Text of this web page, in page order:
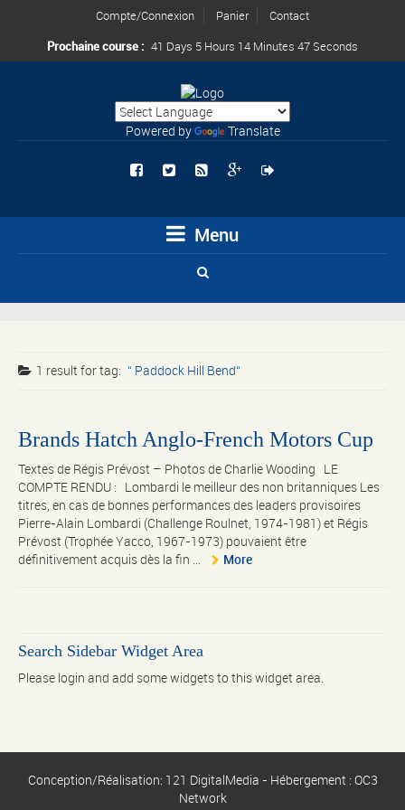
Compte/Connexion Panier
Contact
Prochaine course : 41 Days 5 Hours 14 Minutes 47 Seconds
Powered by Translate
Menu
1 result fortag: Paddock Hill Bend
Brands Hatch Anglo-French Motors Cup
Textes de Régis Prévost – Photos de Charlie Wooding LE
COMPTE RENDU : Lombardi le meilleur des non britanniques Les
titres, en cas de bonnes performances des leaders provisoires
Pierre-Alain Lombardi (Challenge Roulnet, 1974-1981) et Régis
Prévost (Trophée Yacco, 1967-1973) pouvaient être
définitivement acquis dès la fin ...
More
Search Sidebar Widget Area
Please login and add some widgets to this widget area.
Conception/Réalisation: 121 DigitalMedia - Hébergement : OC3
Network